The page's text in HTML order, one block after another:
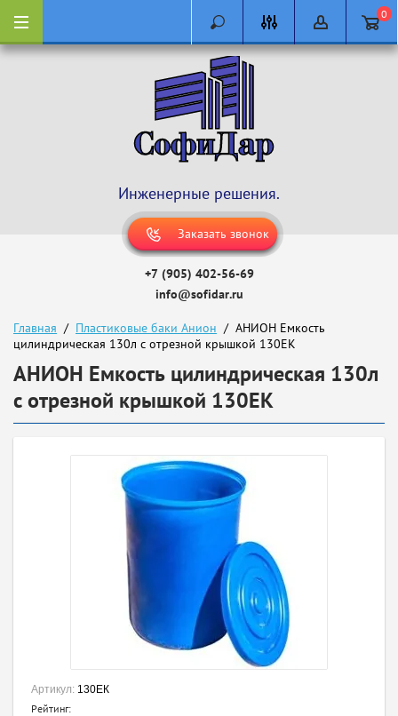
0
Инженерные решения.
Заказать звонок
+7 (905) 402-56-69
info@sofidar.ru
Главная
  /
Пластиковые баки Анион
  /  АНИОН Емкость
цилиндрическая 130л с отрезной крышкой 130ЕК
АНИОН Емкость цилиндрическая 130л
с отрезной крышкой 130ЕК
Артикул: 130ЕК
Рейтинг: